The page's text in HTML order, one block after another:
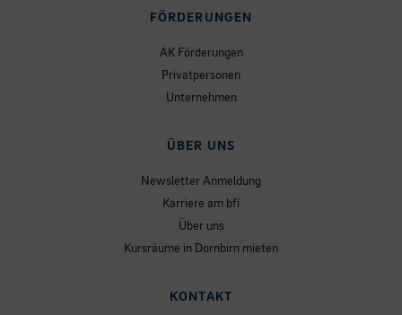
FÖRDERUNGEN
AK Förderungen
Privatpersonen
Unternehmen
ÜBER UNS
Newsletter Anmeldung
Karriere am bfi
Über uns
Kursräume in Dornbirn mieten
KONTAKT